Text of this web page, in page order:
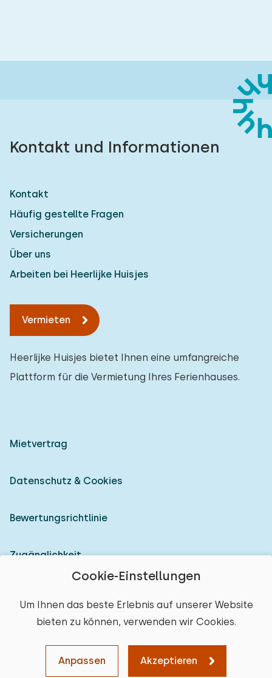
Cookie-Einstellungen
Um Ihnen das beste Erlebnis auf unserer Website
bieten zu können, verwenden wir Cookies.
Anpassen Akzeptieren
Löschen Weiter
Karte Sortieren
Kontakt und Informationen
Kontakt
Häufig gestellte Fragen
Versicherungen
Über uns
Arbeiten bei Heerlijke Huisjes
Vermieten
Heerlijke Huisjes bietet Ihnen eine umfangreiche
Plattform für die Vermietung Ihres Ferienhauses.
Mietvertrag
Datenschutz & Cookies
Bewertungsrichtlinie
Zugänglichkeit
© 2026 Heerlijke Huisjes (eingetragene Marke)